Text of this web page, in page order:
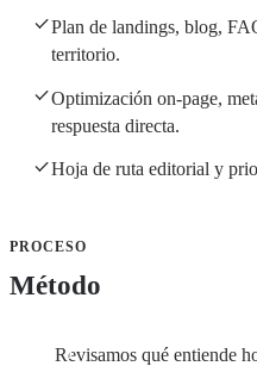
Plan de landings, blog,
territorio.
Optimización on-page,
respuesta directa.
Hoja de ruta editorial y
PROCESO
Método
Revisamos qué entiende